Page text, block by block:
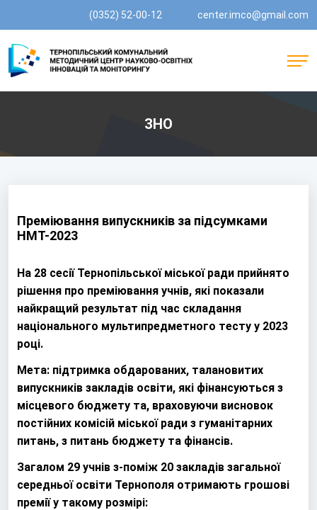
(0352) 52-00-12 center.imco@gmail.com
ЗНО
Преміювання випускників за підсумками
НМТ-2023
На 28 сесії Тернопільської міської ради прийнято
рішення про преміювання учнів, які показали
найкращий результат під час складання
національного мультипредметного тесту у 2023
році.
Мета: підтримка обдарованих, талановитих
випускників закладів освіти, які фінансуються з
місцевого бюджету та, враховуючи висновок
постійних комісій міської ради з гуманітарних
питань, з питань бюджету та фінансів.
Загалом 29 учнів з-поміж 20 закладів загальної
середньої освіти Тернополя отримають грошові
премії у такому розмірі: